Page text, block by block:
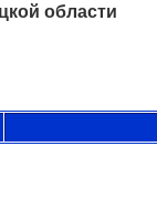
области